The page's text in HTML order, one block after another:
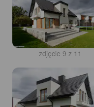
zdjęcie 9 z 11